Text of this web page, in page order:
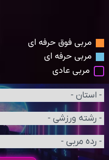
مربی فوق حرفه ای
مربی حرفه ای
مربی عادی